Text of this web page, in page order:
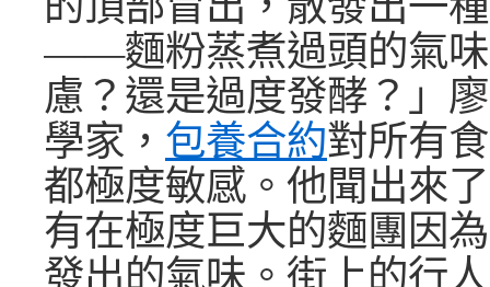
——麵粉蒸煮過頭的氣
慮？還是過度發酵？」
學家， 包養合約對所有
都極度敏感。他聞出來
有在極度巨大的麵團因
發出的氣味。街上的行